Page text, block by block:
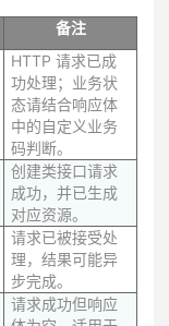
备注
HTTP 请求已成
功处理；业务状
态请结合响应体
中的自定义业务
码判断。
创建类接口请求
成功，并已生成
对应资源。
请求已被接受处
理，结果可能异
步完成。
请求成功但响应